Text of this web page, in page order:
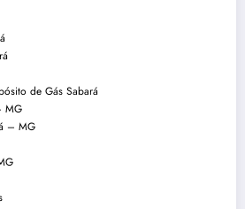
de Gás Sabará
MG
– MG